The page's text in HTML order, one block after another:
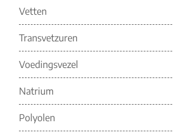
Vetten
Transvetzuren
Voedingsvezel
Natrium
Polyolen